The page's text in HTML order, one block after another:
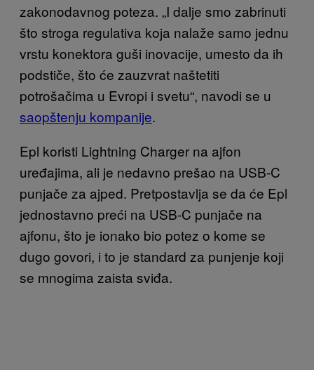
zakonodavnog poteza. „I dalje smo zabrinuti
što stroga regulativa koja nalaže samo jednu
vrstu konektora guši inovacije, umesto da ih
podstiče, što će zauzvrat naštetiti
potrošačima u Evropi i svetu“, navodi se u
saopštenju kompanije.
Epl koristi Lightning Charger na ajfon
uređajima, ali je nedavno prešao na USB-C
punjače za ajped. Pretpostavlja se da će Epl
jednostavno preći na USB-C punjače na
ajfonu, što je ionako bio potez o kome se
dugo govori, i to je standard za punjenje koji
se mnogima zaista sviđa.